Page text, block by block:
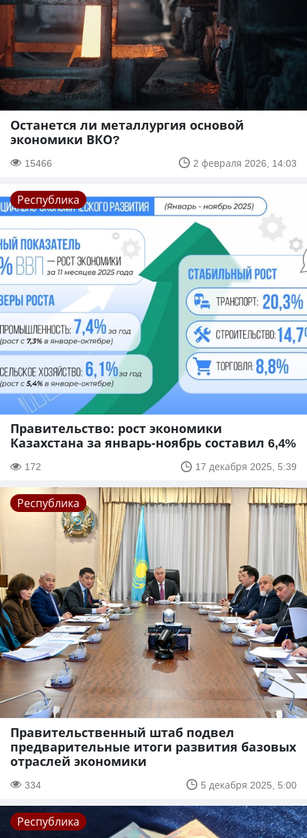
Останется ли металлургия основой
экономики ВКО?
15466 2 февраля 2026, 14:03
Республика
Правительство: рост экономики
Казахстана за январь-ноябрь составил 6,4%
172 17 декабря 2025, 5:39
Республика
Правительственный штаб подвел
предварительные итоги развития базовых
отраслей экономики
334 5 декабря 2025, 5:00
Республика